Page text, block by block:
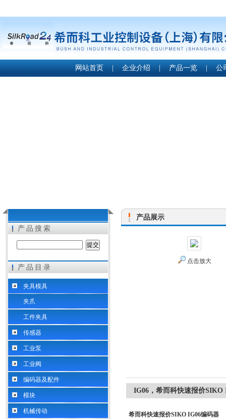
希而科工业控制设备（上海）有限公司
网站首页 | 企业介绍 | 产品一览 | 公
产品搜索
产品目录
夹具模具
夹爪
工件夹具
传感器
工业泵
工业阀
编码器及配件
模块
机械传动
产品展示
点击放大
IG06，希而科快速报价SIKO
希而科快速报价SIKO IG06编码器